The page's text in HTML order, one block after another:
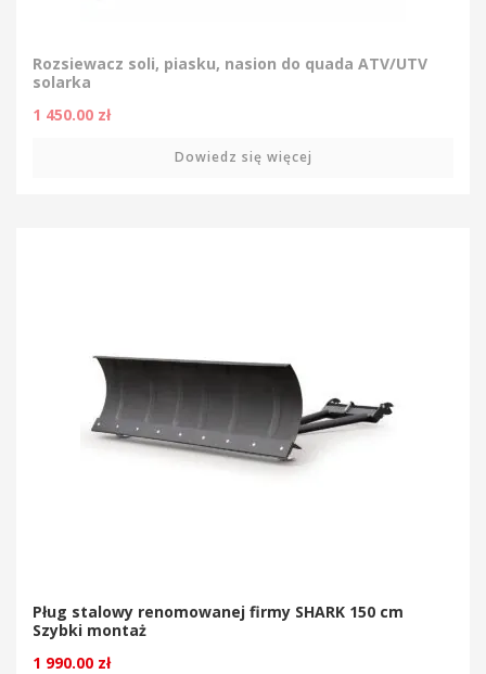
Rozsiewacz soli, piasku, nasion do quada ATV/UTV
solarka
1 450.00 zł
Dowiedz się więcej
Pług stalowy renomowanej firmy SHARK 150 cm
Szybki montaż
1 990.00 zł